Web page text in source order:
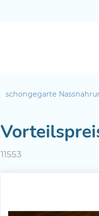
schongegarte
11553